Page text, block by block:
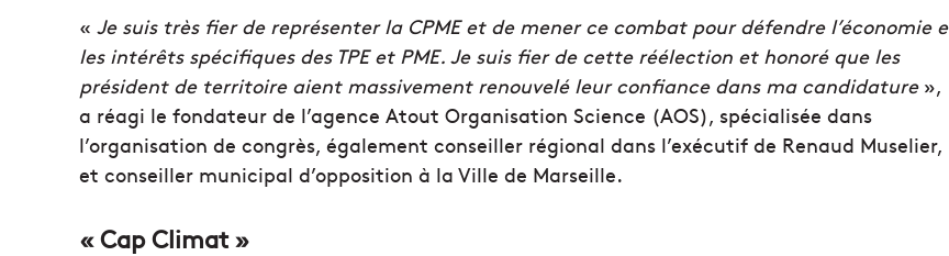
« Je suis très fier de représenter la CPME et de mener ce combat pour défendre l’économie
les intérêts spécifiques des TPE et PME. Je suis fier de cette réélection et honoré que les
président de territoire aient massivement renouvelé leur confiance dans ma candidature»,
a réagi le fondateur de l’agence Atout Organisation Science (AOS), spécialisée dans
l’organisation de congrès, également conseiller régional dans l’exécutif de Renaud Muselier,
et conseiller municipal d’opposition à la Ville de Marseille.
« Cap Climat »